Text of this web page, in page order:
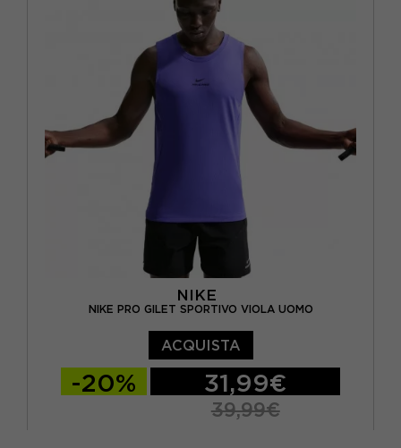
NIKE
NIKE PRO GILET SPORTIVO VIOLA UOMO
ACQUISTA
-20% 31,99€
39,99€